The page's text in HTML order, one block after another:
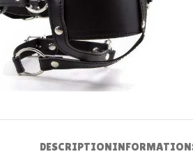
DESCRIPTION